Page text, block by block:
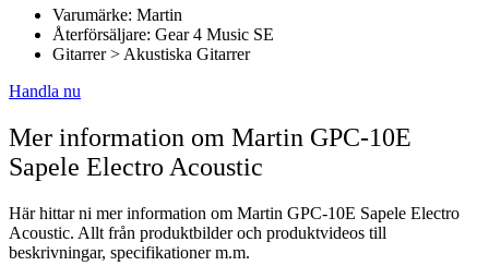
Varumärke: Martin
Återförsäljare: Gear 4 Music SE
Gitarrer > Akustiska Gitarrer
Handla nu
Mer information om Martin GPC-10E
Sapele Electro Acoustic
Här hittar ni mer information om Martin GPC-10E Sapele Electro
Acoustic. Allt från produktbilder och produktvideos till
beskrivningar, specifikationer m.m.